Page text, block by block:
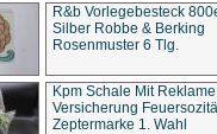
R&b Vorlegebesteck
Silber Robbe & Berking
Rosenmuster 6 Tlg.
Kpm Schale Mit Reklame
Versicherung
Zeptermarke 1. Wahl